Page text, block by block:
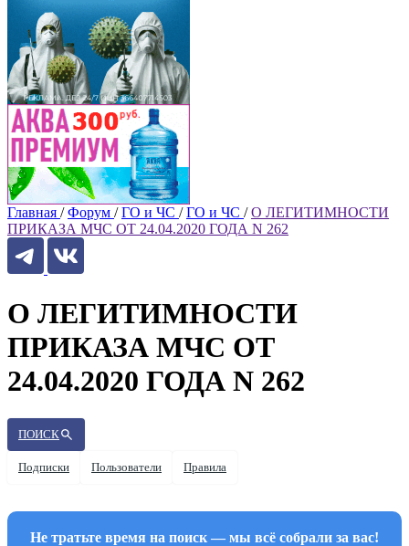
Главная / Форум / ГО и ЧС / ГО и ЧС / О ЛЕГИТИМНОСТИ
ПРИКАЗА МЧС ОТ 24.04.2020 ГОДА N 262
О ЛЕГИТИМНОСТИ
ПРИКАЗА МЧС ОТ
24.04.2020 ГОДА N 262
ПОИСК
Подписки Пользователи Правила
Не тратьте время на поиск — мы всё собрали за вас!